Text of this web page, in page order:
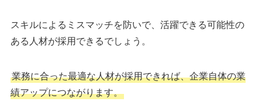
スキルによるミスマッチを防いで、活躍できる可能性の
ある人材が採用できるでしょう。
業務に合った最適な人材が採用できれば、企業自体の業
績アップにつながります。